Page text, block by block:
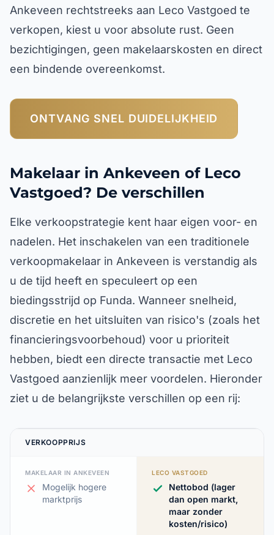
Ankeveen rechtstreeks aan Leco Vastgoed te
verkopen, kiest u voor absolute rust. Geen
bezichtigingen, geen makelaarskosten en direct
een bindende overeenkomst.
ONTVANG SNEL DUIDELIJKHEID
Makelaar in Ankeveen of Leco
Vastgoed? De verschillen
Elke verkoopstrategie kent haar eigen voor- en
nadelen. Het inschakelen van een traditionele
verkoopmakelaar in Ankeveen is verstandig als
u de tijd heeft en speculeert op een
biedingsstrijd op Funda. Wanneer snelheid,
discretie en het uitsluiten van risico's (zoals het
financieringsvoorbehoud) voor u prioriteit
hebben, biedt een directe transactie met Leco
Vastgoed aanzienlijk meer voordelen. Hieronder
ziet u de belangrijkste verschillen op een rij:
VERKOOPPRIJS
MAKELAAR IN ANKEVEEN
Mogelijk hogere
marktprijs
LECO VASTGOED
Nettobod (lager
dan open markt,
maar zonder
kosten/risico)